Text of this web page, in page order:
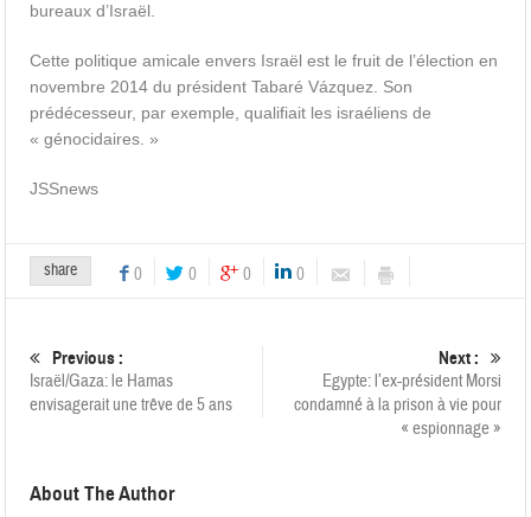
bureaux d’Israël.
Cette politique amicale envers Israël est le fruit de l’élection en
novembre 2014 du président Tabaré Vázquez. Son
prédécesseur, par exemple, qualifiait les israéliens de
« génocidaires. »
JSSnews
share 0 0 0 0
Previous :
Israël/Gaza: le Hamas
envisagerait une trêve de 5 ans
Next :
Egypte: l’ex-président Morsi
condamné à la prison à vie pour
« espionnage »
About The Author